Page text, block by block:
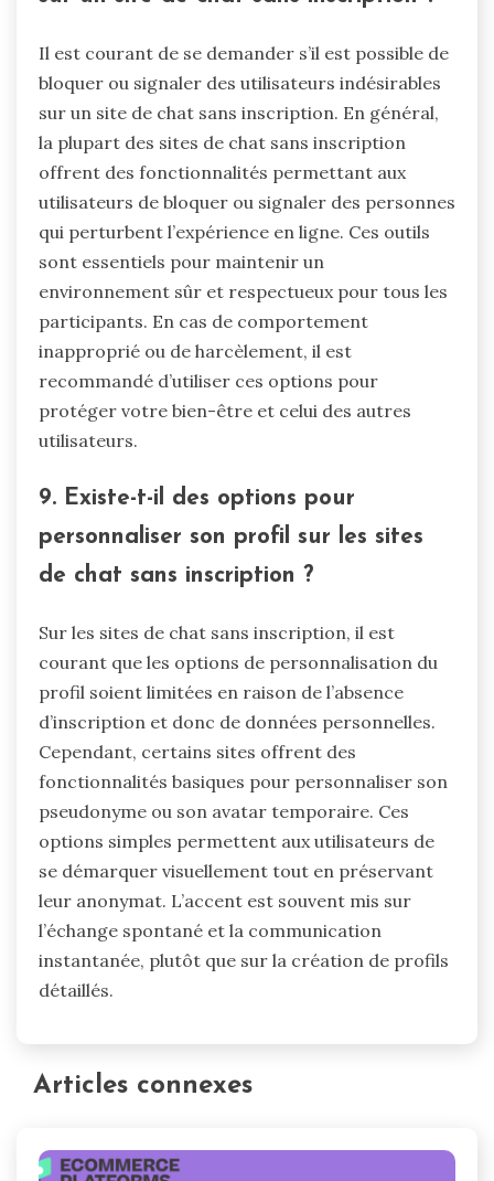
Il est courant de se demander s’il est possible de
bloquer ou signaler des utilisateurs indésirables
sur un site de chat sans inscription. En général,
la plupart des sites de chat sans inscription
offrent des fonctionnalités permettant aux
utilisateurs de bloquer ou signaler des personnes
qui perturbent l’expérience en ligne. Ces outils
sont essentiels pour maintenir un
environnement sûr et respectueux pour tous les
participants. En cas de comportement
inapproprié ou de harcèlement, il est
recommandé d’utiliser ces options pour
protéger votre bien-être et celui des autres
utilisateurs.
9. Existe-t-il des options pour
personnaliser son profil sur les sites
de chat sans inscription ?
Sur les sites de chat sans inscription, il est
courant que les options de personnalisation du
profil soient limitées en raison de l’absence
d’inscription et donc de données personnelles.
Cependant, certains sites offrent des
fonctionnalités basiques pour personnaliser son
pseudonyme ou son avatar temporaire. Ces
options simples permettent aux utilisateurs de
se démarquer visuellement tout en préservant
leur anonymat. L’accent est souvent mis sur
l’échange spontané et la communication
instantanée, plutôt que sur la création de profils
détaillés.
Articles connexes